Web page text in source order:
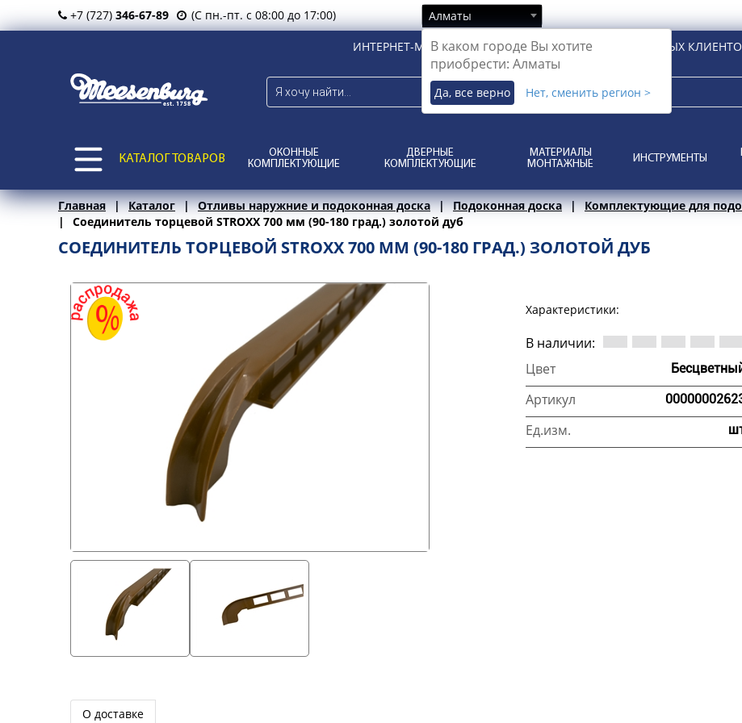
+7 (727) 346-67-89 (С пн.-пт. с 08:00 до 17:00) Алматы
В каком городе Вы хотите
приобрести: Алматы
Да, все верно Нет, сменить регион >
ИНТЕРНЕТ-МАГАЗИН ДЛЯ РОЗНИЧНЫХ И КОРПОРАТИВНЫХ
КАТАЛОГ ТОВАРОВ
ОКОННЫЕ
КОМПЛЕКТУЮЩИЕ
ДВЕРНЫЕ
КОМПЛЕКТУЮЩИЕ
МАТЕРИАЛЫ
МОНТАЖНЫЕ
ИНСТРУМЕНТЫ
Главная Каталог Отливы наружние и подоконная доска Подоконная доска
Комплектующие для
Соединитель торцевой STROXX 700 мм (90-180 град.) золотой дуб
СОЕДИНИТЕЛЬ ТОРЦЕВОЙ STROXX 700 ММ (90-180 ГРАД.) ЗОЛОТОЙ ДУБ
Характеристики:
В наличии:
Цвет
Артикул
Ед.изм.
О доставке